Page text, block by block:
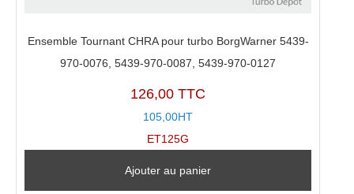
Ensemble Tournant CHRA pour turbo BorgWarner 5439-
970-0076, 5439-970-0087, 5439-970-0127
126,00 TTC
105,00HT
ET125G
Ajouter au panier